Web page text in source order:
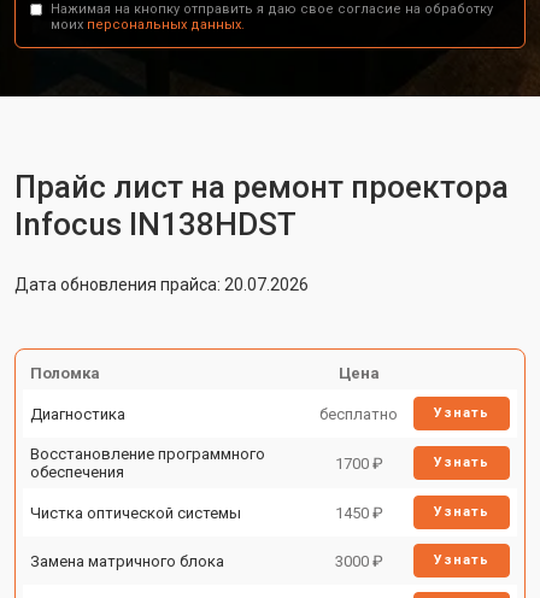
Нажимая на кнопку отправить я даю свое согласие на обработку
моих персональных данных.
Прайс лист на ремонт проектора
Infocus IN138HDST
Дата обновления прайса: 20.07.2026
Поломка Цена
Диагностика бесплатно Узнать
Восстановление программного
обеспечения
1700 ₽ Узнать
Чистка оптической системы 1450 ₽ Узнать
Замена матричного блока 3000 ₽ Узнать